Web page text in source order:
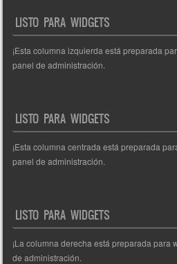
LISTO PARA WIDGETS
¡Esta columna izquierda está preparada
panel de administración.
LISTO PARA WIDGETS
¡Esta columna centrada está preparada
panel de administración.
LISTO PARA WIDGETS
¡La columna derecha está preparada para
de administración.